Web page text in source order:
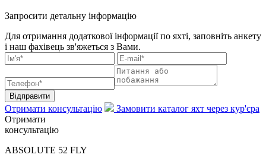
Запросити детальну інформацію
Для отримання додаткової інформації по яхті, заповніть анкету
і наш фахівець зв'яжеться з Вами.
Відправити
Отримати консультацію
Замовити каталог яхт через кур'єра
Отримати
консультацію
ABSOLUTE 52 FLY